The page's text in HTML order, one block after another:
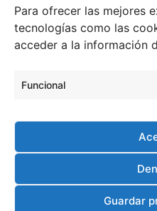
Para ofrecer las mejores
tecnologías como las
acceder a la información
Funcional
Guardar
el uso de
tratamientos no
cosméticos. Esta es
Aviso legal y política
Política de cookies (UE)